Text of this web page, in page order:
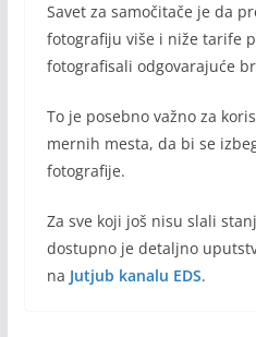
Savet za samočitače je da
fotografiju više i niže tarife
fotografisali odgovarajuće
To je posebno važno za
mernih mesta, da bi se
fotografije.
Za sve koji još nisu slali
dostupno je detaljno
na Jutjub kanalu EDS.